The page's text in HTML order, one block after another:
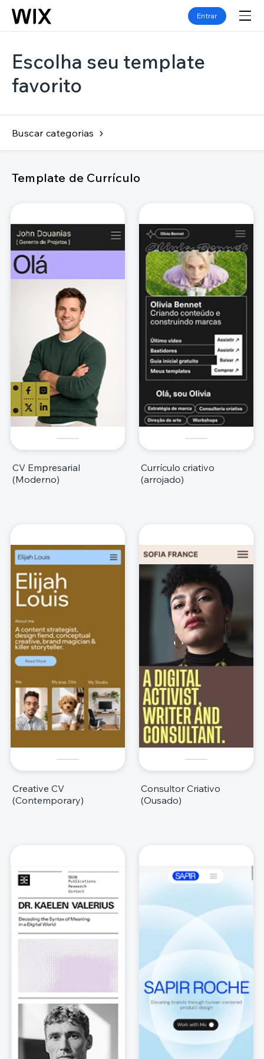
Entrar
Escolha seu template
favorito
Buscar categorias
Template de Currículo
CV Empresarial
(Moderno)
Currículo criativo
(arrojado)
Creative CV
(Contemporary)
Consultor Criativo
(Ousado)